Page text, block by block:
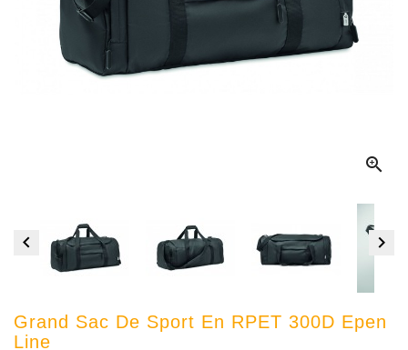

 
Grand Sac De Sport En RPET 300D Epen
Line